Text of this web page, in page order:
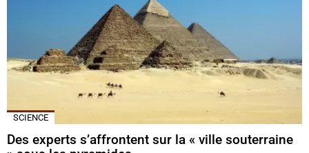
SCIENCE
Des experts s’affrontent sur la « ville souterraine